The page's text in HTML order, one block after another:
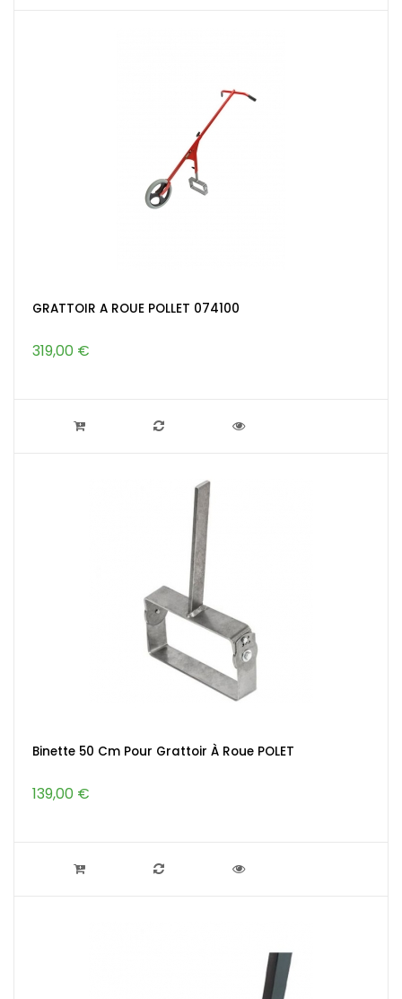
GRATTOIR A ROUE POLLET 074100
319,00 €
Binette 50 Cm Pour Grattoir À Roue POLET
139,00 €